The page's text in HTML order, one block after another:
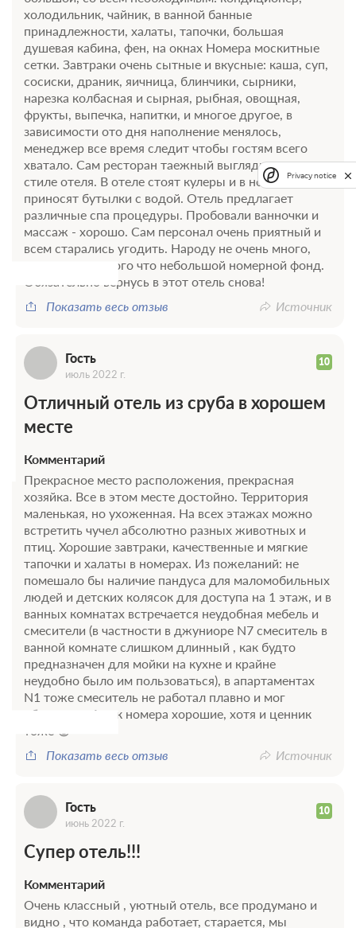
холодильник, чайник, в ванной банные
принадлежности, халаты, тапочки, большая
душевая кабина, фен, на окнах Номера москитные
сетки. Завтраки очень сытные и вкусные: каша, суп,
сосиски, драник, яичница, блинчики, сырники,
нарезка колбасная и сырная, рыбная, овощная,
фрукты, выпечка, напитки, и многое другое, в
зависимости ото дня наполнение менялось,
менеджер все время следит чтобы гостям всего
хватало. Сам ресторан таежный выглядит дорого, в
стиле отеля. В отеле стоят кулеры и в номер
приносят бутылки с водой. Отель предлагает
различные спа процедуры. Пробовали ванночки и
массаж - хорошо. Сам персонал очень приятный и
всем старались угодить. Народу не очень много,
наверно из-за того что небольшой номерной фонд.
Обязательно вернусь в этот отель снова!
Показать весь отзыв
Источник
Гость 10
июль 2022 г.
Отличный отель из сруба в хорошем
месте
Комментарий
Прекрасное место расположения, прекрасная
хозяйка. Все в этом месте достойно. Территория
маленькая, но ухоженная. На всех этажах можно
встретить чучел абсолютно разных животных и
птиц. Хорошие завтраки, качественные и мягкие
тапочки и халаты в номерах. Из пожеланий: не
помешало бы наличие пандуса для маломобильных
людей и детских колясок для доступа на 1 этаж, и в
ванных комнатах встречается неудобная мебель и
смесители (в частности в джуниоре N7 смеситель в
ванной комнате слишком длинный , как будто
предназначен для мойки на кухне и крайне
неудобно было им пользоваться), в апартаментах
N1 тоже смеситель не работал плавно и мог
обрызгать. А так номера хорошие, хотя и ценник
Показать весь отзыв
Источник
Гость 10
июнь 2022 г.
Супер отель!!!
Комментарий
Очень классный , уютный отель, все продумано и
видно , что команда работает, старается, мы
Privacy notice